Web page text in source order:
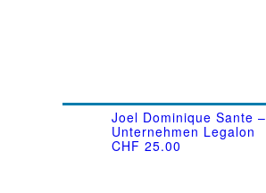
Joel Dominique Sante –
Unternehmen Legalon
CHF 25.00